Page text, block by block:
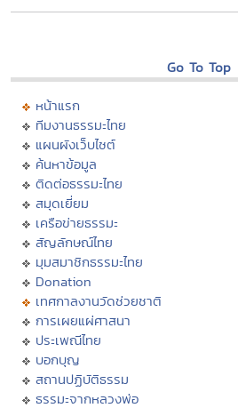
Go To Top
หน้าแรก
ทีมงานธรรมะไทย
แผนผังเว็บไซต์
ค้นหาข้อมูล
ติดต่อธรรมะไทย
สมุดเยี่ยม
เครือข่ายธรรมะ
สัญลักษณ์ไทย
มุมสมาชิกธรรมะไทย
Donation
เทศกาลงานวัดช่วยชาติ
การเผยแผ่ศาสนา
ประเพณีไทย
บอกบุญ
สถานปฏิบัติธรรม
ธรรมะจากหลวงพ่อ